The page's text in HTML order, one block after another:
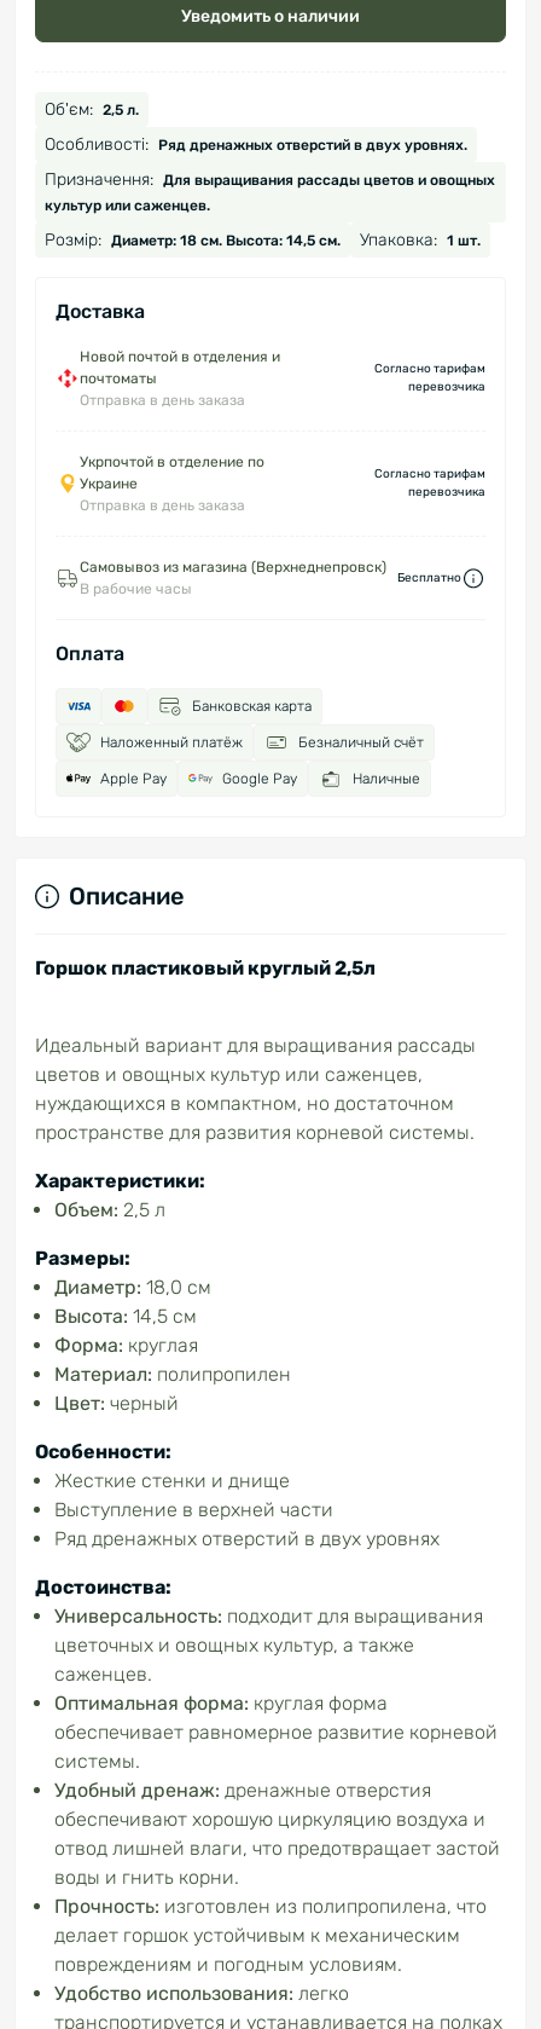
Уведомить о наличии
Об'єм: 2,5 л.
Особливості: Ряд дренажных отверстий в двух уровнях.
Призначення: Для выращивания рассады цветов и овощных
культур или саженцев.
Розмір: Диаметр: 18 см. Высота: 14,5 см. Упаковка: 1 шт.
Доставка
Новой почтой в отделения и
почтоматы
Отправка в день заказа
Согласно тарифам
перевозчика
Укрпочтой в отделение по
Украине
Отправка в день заказа
Согласно тарифам
перевозчика
Самовывоз из магазина (Верхнеднепровск)
В рабочие часы
Бесплатно
Оплата
Банковская карта
Наложенный платёж Безналичный счёт
Apple Pay Google Pay Наличные
Описание
Горшок пластиковый круглый 2,5л
Идеальный вариант для выращивания рассады
цветов и овощных культур или саженцев,
нуждающихся в компактном, но достаточном
пространстве для развития корневой системы.
Характеристики:
Объем: 2,5 л
Размеры:
Диаметр: 18,0 см
Высота: 14,5 см
Форма: круглая
Материал: полипропилен
Цвет: черный
Особенности:
Жесткие стенки и днище
Выступление в верхней части
Ряд дренажных отверстий в двух уровнях
Достоинства:
Универсальность: подходит для выращивания
цветочных и овощных культур, а также
саженцев.
Оптимальная форма: круглая форма
обеспечивает равномерное развитие корневой
системы.
Удобный дренаж: дренажные отверстия
обеспечивают хорошую циркуляцию воздуха и
отвод лишней влаги, что предотвращает застой
воды и гнить корни.
Прочность: изготовлен из полипропилена, что
делает горшок устойчивым к механическим
повреждениям и погодным условиям.
Удобство использования: легко
транспортируется и устанавливается на полках